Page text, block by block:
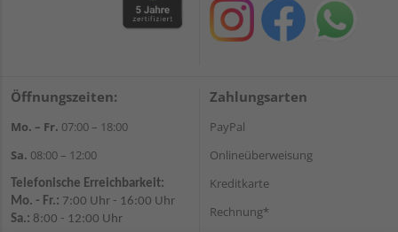
Öffnungszeiten:
Mo. – Fr. 07:00 – 18:00
Sa. 08:00 – 12:00
Telefonische Erreichbarkeit:
Mo. - Fr.: 7:00 Uhr - 16:00 Uhr
Sa.: 8:00 - 12:00 Uhr
Zahlungsarten
PayPal
Onlineüberweisung
Kreditkarte
Rechnung*